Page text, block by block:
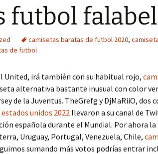
futbol
camisetas baratas de futbol 2020,
de futbol
United, irá también con su habitual rojo,
alternativa bastante inusual con color
de la Juventus. TheGrefg y DjMaRiiO, dos
unidos 2022llevaron a su canal de
española durante el Mundial. Por ahora la
Uruguay, Portugal, Venezuela, Chile,
sumando más votos podrías entrar